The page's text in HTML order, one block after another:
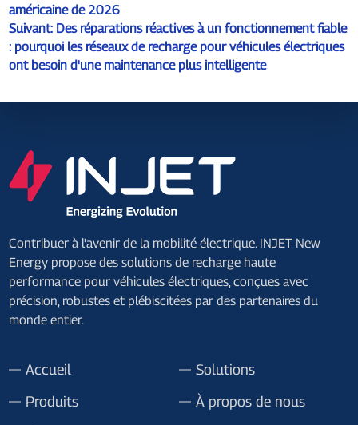
américaine de 2026
Suivant: Des réparations réactives à un fonctionnement fiable
: pourquoi les réseaux de recharge pour véhicules électriques
ont besoin d'une maintenance plus intelligente
Contribuer à l'avenir de la mobilité électrique. INJET New
Energy propose des solutions de recharge haute
performance pour véhicules électriques, conçues avec
précision, robustes et plébiscitées par des partenaires du
monde entier.
Accueil
Solutions
Produits
À propos de nous